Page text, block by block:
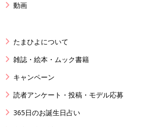
動画
たまひよについて
雑誌・絵本・ムック書籍
キャンペーン
読者アンケート・投稿・モデル応募
365日のお誕生日占い